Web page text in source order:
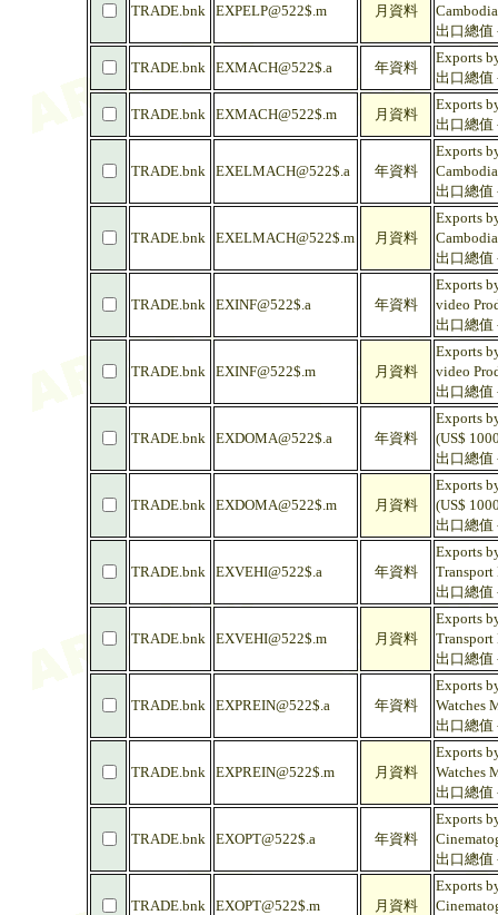
TRADE.bnk EXPELP@522$.m 月資料
出口總值
TRADE.bnk EXMACH@522$.a 年資料
Exports
出口總值
TRADE.bnk EXMACH@522$.m 月資料
Exports
出口總值
TRADE.bnk EXELMACH@522$.a 年資料
Exports
出口總值
TRADE.bnk EXELMACH@522$.m 月資料
Exports
出口總值
TRADE.bnk EXINF@522$.a 年資料
Exports
video
出口總值
TRADE.bnk EXINF@522$.m 月資料
Exports
video
出口總值
TRADE.bnk EXDOMA@522$.a 年資料
Exports
(US$
出口總值
TRADE.bnk EXDOMA@522$.m 月資料
Exports
(US$
出口總值
TRADE.bnk EXVEHI@522$.a 年資料
Exports
Transport
出口總值
TRADE.bnk EXVEHI@522$.m 月資料
Exports
Transport
出口總值
TRADE.bnk EXPREIN@522$.a 年資料
Exports
Watches
出口總值
TRADE.bnk EXPREIN@522$.m 月資料
Exports
Watches
出口總值
TRADE.bnk EXOPT@522$.a 年資料
Exports
出口總值
TRADE.bnk EXOPT@522$.m 月資料
Exports